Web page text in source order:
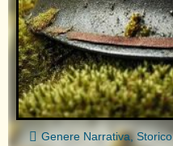
Genere Narrativa, Storico